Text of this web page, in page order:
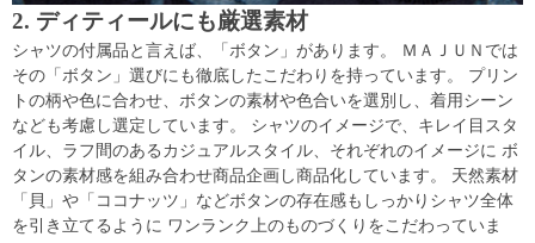
2. ディティールにも厳選素材
シャツの付属品と言えば、「ボタン」があります。 ＭＡＪＵＮでは
その「ボタン」選びにも徹底したこだわりを持っています。 プリン
トの柄や色に合わせ、ボタンの素材や色合いを選別し、着用シーン
なども考慮し選定しています。 シャツのイメージで、キレイ目スタ
イル、ラフ間のあるカジュアルスタイル、それぞれのイメージに ボ
タンの素材感を組み合わせ商品企画し商品化しています。 天然素材
「貝」や「ココナッツ」などボタンの存在感もしっかりシャツ全体
を引き立てるように ワンランク上のものづくりをこだわっていま